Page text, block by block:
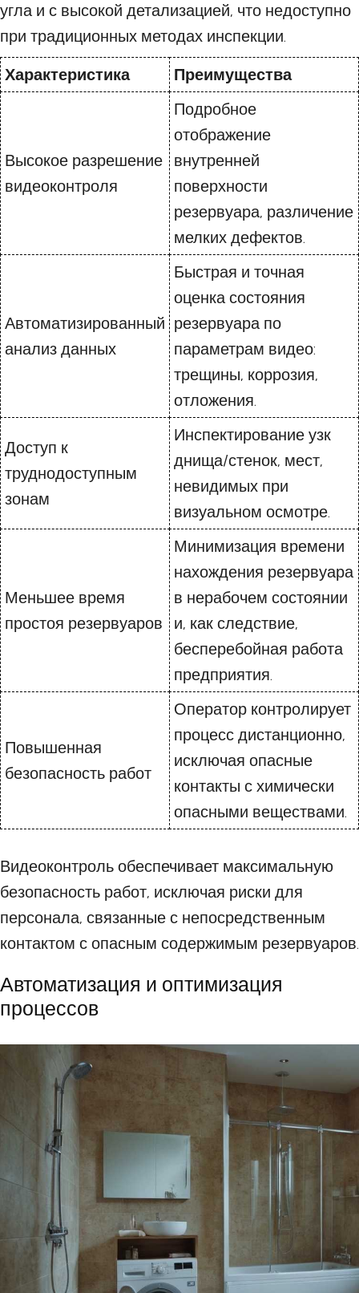
угла и с высокой детализацией, что недоступно
при традиционных методах инспекции.
Характеристика
Преимущества
Высокое разрешение
видеоконтроля
Подробное
отображение
внутренней
поверхности
резервуара, различение
мелких дефектов.
Автоматизированный
анализ данных
Быстрая и точная
оценка состояния
резервуара по
параметрам видео:
трещины, коррозия,
отложения.
Доступ к
труднодоступным
зонам
Инспектирование узк
днища/стенок, мест,
невидимых при
визуальном осмотре.
Меньшее время
простоя резервуаров
Минимизация времени
нахождения резервуара
в нерабочем состоянии
и, как следствие,
бесперебойная работа
предприятия.
Повышенная
безопасность работ
Оператор контролирует
процесс дистанционно,
исключая опасные
контакты с химически
опасными веществами.
Видеоконтроль обеспечивает максимальную
безопасность работ, исключая риски для
персонала, связанные с непосредственным
контактом с опасным содержимым резервуаров.
Автоматизация и оптимизация
процессов